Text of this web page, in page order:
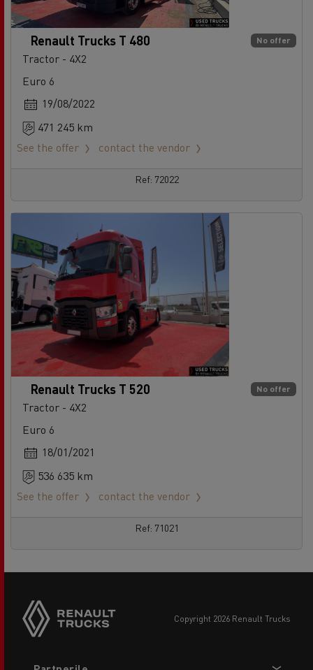
No offer
Renault Trucks T 480
Tractor - 4X2
Euro 6
19/08/2022
471 245 km
See the offer
contact the vendor
Ref: 72022
No offer
Renault Trucks T 520
Tractor - 4X2
Euro 6
18/01/2021
536 635 km
See the offer
contact the vendor
Ref: 71021
copyright 2026 Renault Trucks